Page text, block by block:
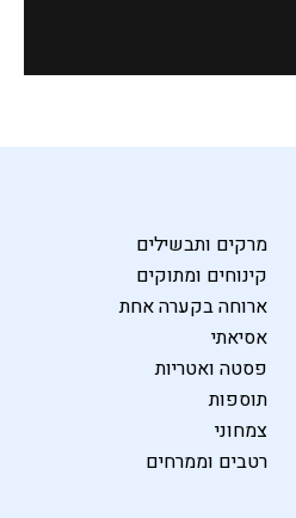
מרקים ותבשילים
קינוחים ומתוקים
ארוחה בקערה אחת
אסיאתי
פסטה ואטריות
תוספות
צמחוני
רטבים וממרחים